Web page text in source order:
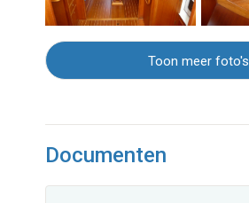
Toon meer foto's
Documenten